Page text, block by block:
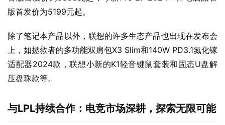
版首发价为5199元起。
除了笔记本产品以外，联想的许多生态产品也出现在发布会
上，如拯救者的多功能双肩包X3 Slim和140W PD3.1氮化镓
适配器2024款，联想小新的K1轻音键鼠套装和固态U盘解
压盘珠款等。
与LPL持续合作：电竞市场深耕，探索无限可能